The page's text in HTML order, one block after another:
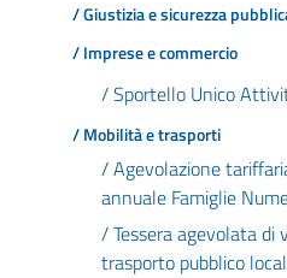
/ Giustizia e sicurezza
/ Imprese e commercio
/ Sportello Unico
/ Mobilità e trasporti
/ Agevolazione
annuale Famiglie
/ Tessera agevolata di
trasporto pubblico